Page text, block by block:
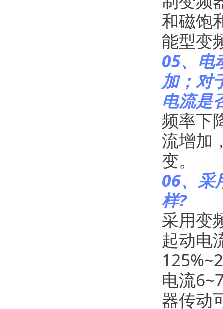
和磁饱
能型变
05、电
加；对
电流是
频率下
流增加
变。
06、采
样?
采用变
起动电
电流
器传动